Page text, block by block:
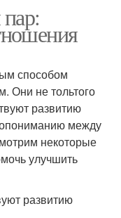
способом
Они не тольтого
развитию
между
некоторые
улучшить
развитию